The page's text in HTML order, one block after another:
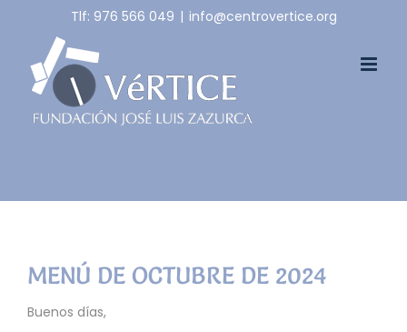
content
Tlf: 976 566 049 | info@centrovertice.org
MENÚ DE OCTUBRE DE 2024
Buenos días,